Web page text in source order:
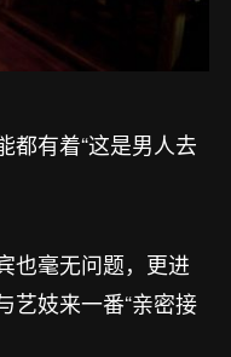
都有着“这是男人去
也毫无问题，更进
艺妓来一番“亲密接